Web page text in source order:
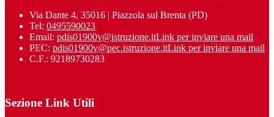
Via Dante 4, 35016 | Piazzola sul Brenta (PD)
Tel: 0495590023
Email: pdis01900v@istruzione.itLink per inviare una mail
PEC: pdis01900v@pec.istruzione.itLink per inviare una mail
C.F.: 92189730283
Sezione Link Utili